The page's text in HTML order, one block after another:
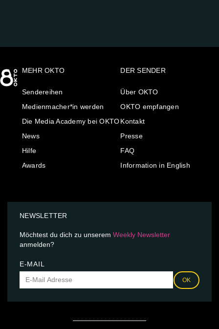
MEHR OKTO
Sendereihen
Medienmacher*in werden
Die Media Academy bei OKTO
News
Hilfe
Awards
DER SENDER
Über OKTO
OKTO empfangen
Kontakt
Presse
FAQ
Information in English
NEWSLETTER
Möchtest du dich zu unserem Weekly Newsletter
anmelden?
E-MAIL
OK